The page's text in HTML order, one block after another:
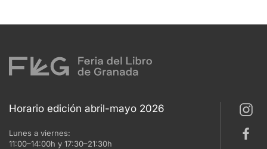
Horario edición abril-mayo 2026
Lunes a viernes:
11:00–14:00h y 17:30–21:30h